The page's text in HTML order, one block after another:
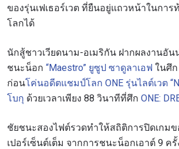
ของรุ่นเฟเธอร์เวต ที่ยืนอยู่แถวหน้าในกา
โลกได้
นักสู้ชาวเวียดนาม-อเมริกัน ฝากผลงานอัน
ชนะน็อก “Maestro” ยูซูป ซาดูลาเอฟ ในศึก
ก่อนโค่นอดีตแชมป์โลก ONE รุ่นไลต์เวต
โบกุ ด้วยเวลาเพียง 88 วินาทีที่ศึก ONE:
ชัยชนะสองไฟต์รวดทำให้สถิติการปิดเกมข
เปอร์เซ็นต์เต็ม จากการชนะน็อกเอาต์ 9 ค